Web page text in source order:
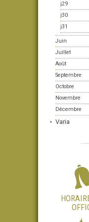
j29
j30
j31
Juin
Juillet
Août
Septembre
Octobre
Novembre
Décembre
Varia